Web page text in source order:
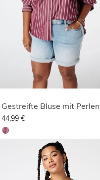
Gestreifte Bluse mit Perlen
44,99 €